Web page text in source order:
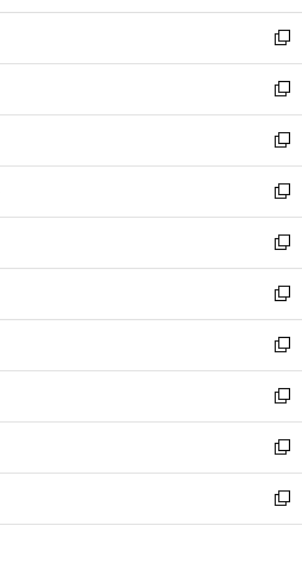
開
く
ウ
で
開
く
ン
ド
ウ
で
開
く
ウ
ィ
ン
ド
ウ
で
開
く
新
し
い
ウ
ィ
ン
ド
ウ
で
開
く
新
し
い
ウ
ィ
ン
ド
ウ
で
開
く
新
し
い
ウ
ィ
ン
ド
ウ
で
開
く
新
し
い
ウ
ィ
ン
ド
ウ
で
開
く
新
し
い
ウ
ィ
ン
ド
ウ
で
開
く
新
し
い
ウ
ィ
ン
ド
ウ
で
開
新
し
い
ウ
ィ
ン
ド
ウ
新
し
い
ウ
ィ
ン
新
し
い
ウ
新
し